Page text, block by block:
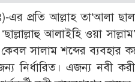
এর প্রতি আল্লাহ তা‘আলা
আলাইহি ওয়া
কেবল সালাম শব্দের ব্যবহার
নির্ধারিত। এজন্য নবী